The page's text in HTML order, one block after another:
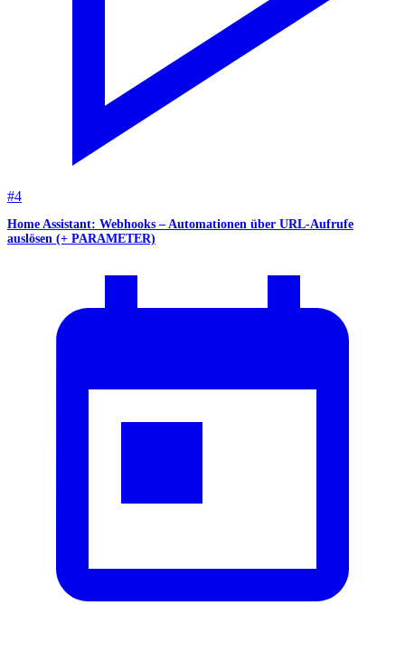
#4
Home Assistant: Webhooks – Automationen über URL-Aufrufe
auslösen (+ PARAMETER)